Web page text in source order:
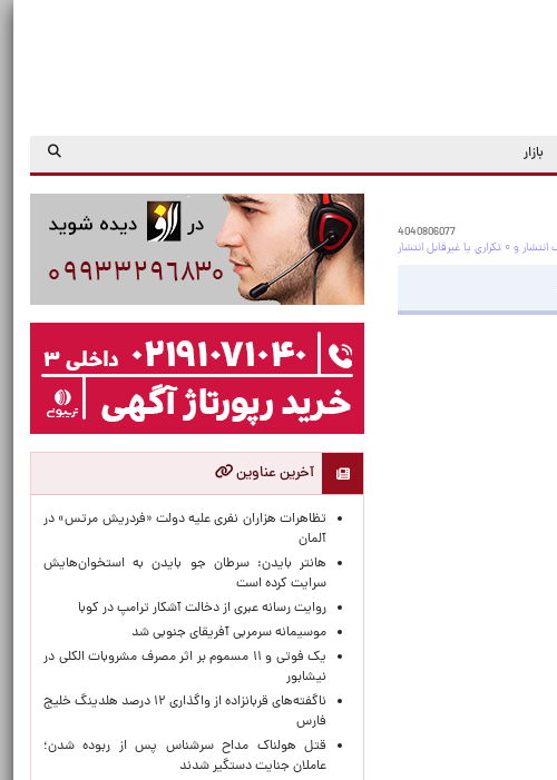
بازار
4040806077
آخرین عناوین
تظاهرات هزاران نفری علیه دولت «فردریش مرتس» در
آلمان
هانتر بایدن: سرطان جو بایدن به استخوان‌هایش
سرایت کرده است
روایت رسانه عبری از دخالت آشکار ترامپ در کوبا
موسیمانه سرمربی آفریقای جنوبی شد
یک فوتی و ۱۱ مسموم بر اثر مصرف مشروبات الکلی در
نیشابور
ناگفته‌های قربانزاده از واگذاری ۱۲ درصد هلدینگ خلیج
فارس
قتل هولناک مداح سرشناس پس از ربوده شدن؛
عاملان جنایت دستگیر شدند